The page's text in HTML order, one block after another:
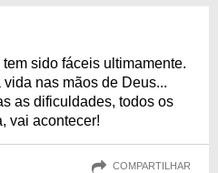
sido fáceis ultimamente.
nas mãos de Deus...
as dificuldades, todos os
vai acontecer!
COMPARTILHAR